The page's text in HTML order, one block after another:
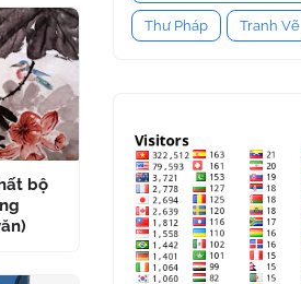
bộ
Thư Pháp Tranh Vẽ